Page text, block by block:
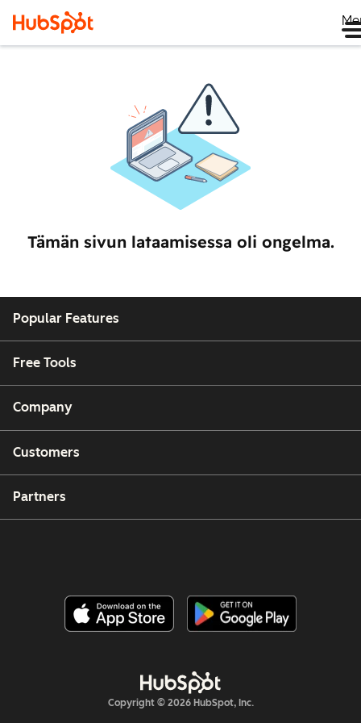
Tämän sivun lataamisessa oli ongelma.
Popular Features
Free Tools
Company
Customers
Partners
Copyright © 2026 HubSpot, Inc.